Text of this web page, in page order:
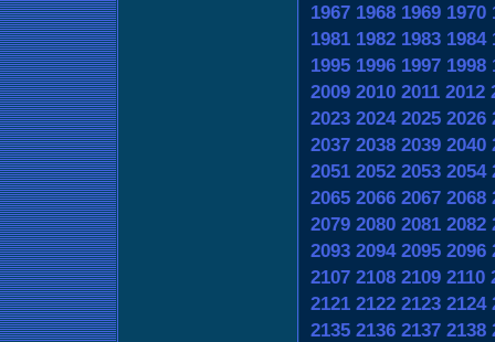
1967 1968 1969 1970
1981 1982 1983 1984
1995 1996 1997 1998
2009 2010 2011 2012
2023 2024 2025 2026
2037 2038 2039 2040
2051 2052 2053 2054
2065 2066 2067 2068
2079 2080 2081 2082
2093 2094 2095 2096
2107 2108 2109 2110
2121 2122 2123 2124
2135 2136 2137 2138